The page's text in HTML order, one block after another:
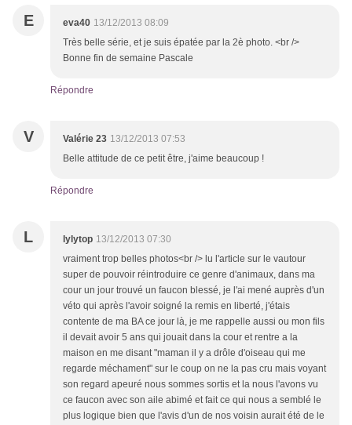
E eva40 13/12/2013 08:09
Très belle série, et je suis épatée par la 2è photo. <br />
Bonne fin de semaine Pascale
Répondre
V Valérie 23 13/12/2013 07:53
Belle attitude de ce petit être, j'aime beaucoup !
Répondre
L lylytop 13/12/2013 07:30
vraiment trop belles photos<br /> lu l'article sur le vautour
super de pouvoir réintroduire ce genre d'animaux, dans ma
cour un jour trouvé un faucon blessé, je l'ai mené auprès d'un
véto qui après l'avoir soigné la remis en liberté, j'étais
contente de ma BA ce jour là, je me rappelle aussi ou mon fils
il devait avoir 5 ans qui jouait dans la cour et rentre a la
maison en me disant "maman il y a drôle d'oiseau qui me
regarde méchament" sur le coup on ne la pas cru mais voyant
son regard apeuré nous sommes sortis et la nous l'avons vu
ce faucon avec son aile abimé et fait ce qui nous a semblé le
plus logique bien que l'avis d'un de nos voisin aurait été de le